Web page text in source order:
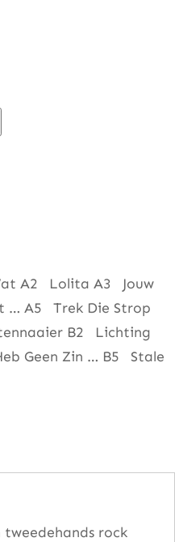
A2 Lolita A3 Jouw
… A5 Trek Die Strop
B2 Lichting
Geen Zin … B5 Stale
rock